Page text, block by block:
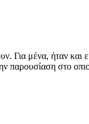
Για μένα, ήταν
παρουσίαση στο